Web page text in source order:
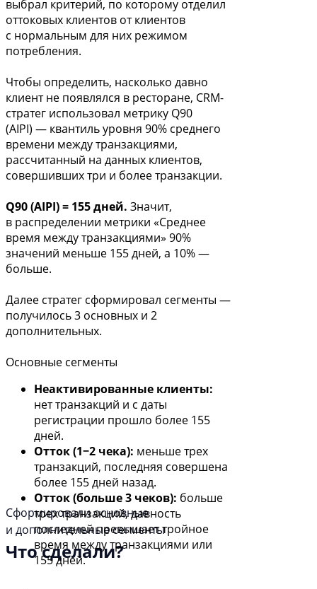
Сформировали основные
и дополнительные сегменты
Что сделали?
выбрал критерий, по которому отделил
оттоковых клиентов от клиентов
с нормальным для них режимом
потребления.
Чтобы определить, насколько давно
клиент не появлялся в ресторане, CRM-
стратег использовал метрику Q90
(AIPI) — квантиль уровня 90% среднего
времени между транзакциями,
рассчитанный на данных клиентов,
совершивших три и более транзакции.
Q90 (AIPI) = 155 дней. Значит,
в распределении метрики «Среднее
время между транзакциями» 90%
значений меньше 155 дней, а 10% —
больше.
Далее стратег сформировал сегменты —
получилось 3 основных и 2
дополнительных.
Основные сегменты
Неактивированные клиенты:
нет транзакций и с даты
регистрации прошло более 155
дней.
Отток (1−2 чека): меньше трех
транзакций, последняя совершена
более 155 дней назад.
Отток (больше 3 чеков): больше
трех транзакций, давность
последней превышает тройное
время между транзакциями или
155 дней.